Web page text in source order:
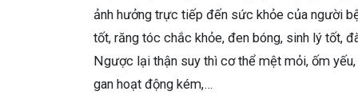
ảnh hưởng trực tiếp đến sức khỏe của người
tốt, răng tóc chắc khỏe, đen bóng, sinh lý tốt,
Ngược lại thận suy thì cơ thể mệt mỏi, ốm
gan hoạt động kém,…